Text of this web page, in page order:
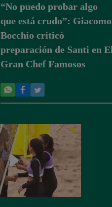
“No puedo probar algo
que está crudo”: Giacomo
Bocchio criticó
preparación de Santi en
Gran Chef Famosos